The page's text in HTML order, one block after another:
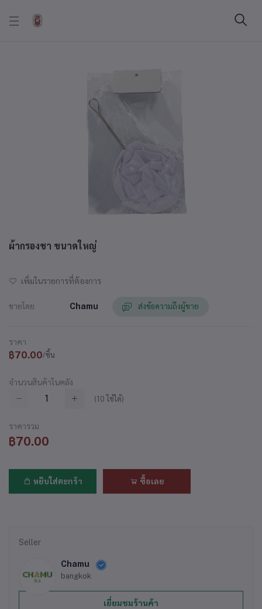
ผ้ากรองชา ขนาดใหญ่
เพิ่มในรายการที่ต้องการ
ขายโดย Chamu ส่งข้อความถึงผู้ขาย
ราคา
฿70.00/ชิ้น
จำนวนสินค้าในคลัง
(10 ใช้ได้)
ราคารวม
฿70.00
หยิบใส่ตะกร้า ซื้อเลย
Seller
Chamu
bangkok
เยี่ยมชมร้านค้า